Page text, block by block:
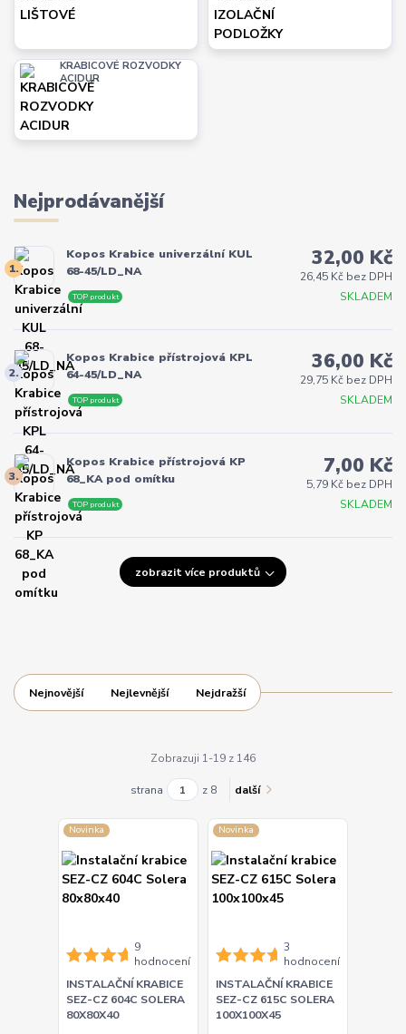
KRABICOVÉ ROZVODKY
ACIDUR
Nejprodávanější
1.
Kopos Krabice univerzální KUL
68-45/LD_NA
SKLADEM
TOP produkt
32,00 Kč
26,45 Kč bez DPH
2.
Kopos Krabice přístrojová KPL
64-45/LD_NA
SKLADEM
TOP produkt
36,00 Kč
29,75 Kč bez DPH
3.
Kopos Krabice přístrojová KP
68_KA pod omítku
SKLADEM
TOP produkt
7,00 Kč
5,79 Kč bez DPH
zobrazit více produktů
Nejnovější Nejlevnější Nejdražší
Zobrazuji 1-19 z 146
strana z 8 další
Novinka
9
hodnocení
INSTALAČNÍ KRABICE
SEZ-CZ 604C SOLERA
80X80X40
Novinka
3
hodnocení
INSTALAČNÍ KRABICE
SEZ-CZ 615C SOLERA
100X100X45